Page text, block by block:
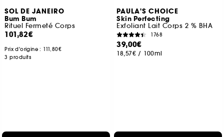
SOL DE JANEIRO
Bum Bum
Rituel Fermeté Corps
101,82€
Prix d'origine : 111,80€
3 produits
PAULA'S CHOICE
Skin Perfecting
Exfoliant Lait Corps 2 % BHA
1768
39,00€
18,57€ / 100ml